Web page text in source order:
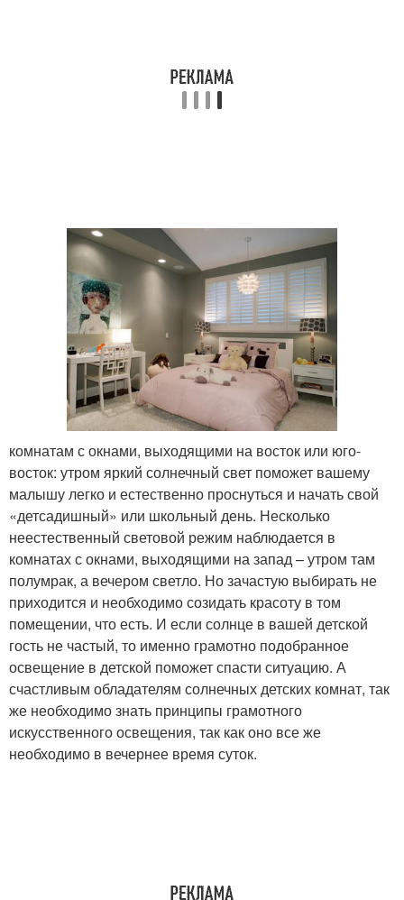
комнатам с окнами, выходящими на восток или юго-
восток: утром яркий солнечный свет поможет вашему
малышу легко и естественно проснуться и начать свой
«детсадишный» или школьный день. Несколько
неестественный световой режим наблюдается в
комнатах с окнами, выходящими на запад – утром там
полумрак, а вечером светло. Но зачастую выбирать не
приходится и необходимо созидать красоту в том
помещении, что есть. И если солнце в вашей детской
гость не частый, то именно грамотно подобранное
освещение в детской поможет спасти ситуацию. А
счастливым обладателям солнечных детских комнат, так
же необходимо знать принципы грамотного
искусственного освещения, так как оно все же
необходимо в вечернее время суток.